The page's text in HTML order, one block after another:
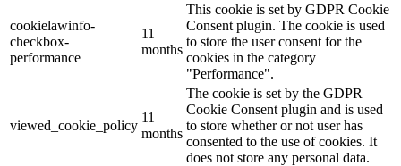
cookielawinfo-
checkbox-
performance
11
months
This cookie is set by GDPR Cookie
Consent plugin. The cookie is used
to store the user consent for the
cookies in the category
"Performance".
viewed_cookie_policy
11
months
The cookie is set by the GDPR
Cookie Consent plugin and is used
to store whether or not user has
consented to the use of cookies. It
does not store any personal data.